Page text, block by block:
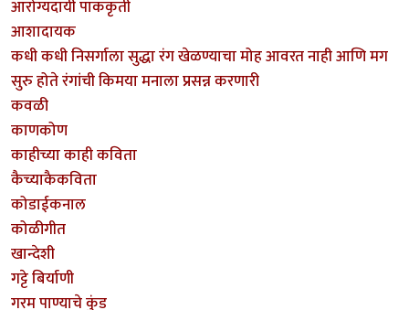
आरोग्यदायी पाककृती
आशादायक
कधी कधी निसर्गाला सुद्धा रंग खेळण्याचा मोह आवरत नाही आणि मग
सुरु होते रंगांची किमया मनाला प्रसन्न करणारी
कवळी
काणकोण
काहीच्या काही कविता
कैच्याकैकविता
कोडाईकनाल
कोळीगीत
खान्देशी
गट्टे बिर्याणी
गरम पाण्याचे कुंड